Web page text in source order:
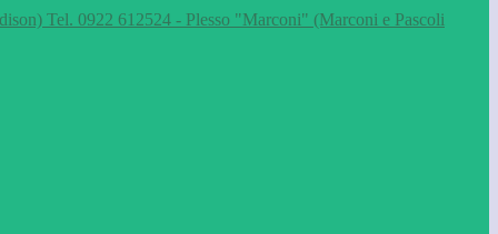
Tel. 0922 612524 - Plesso "Marconi" (Marconi e Pascoli